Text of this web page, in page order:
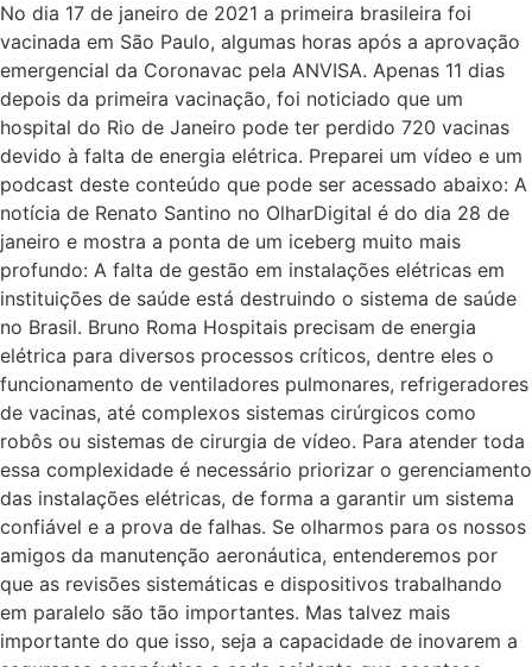
No dia 17 de janeiro de 2021 a primeira brasileira foi
vacinada em São Paulo, algumas horas após a aprovação
emergencial da Coronavac pela ANVISA. Apenas 11 dias
depois da primeira vacinação, foi noticiado que um
hospital do Rio de Janeiro pode ter perdido 720 vacinas
devido à falta de energia elétrica. Preparei um vídeo e um
podcast deste conteúdo que pode ser acessado abaixo: A
notícia de Renato Santino no OlharDigital é do dia 28 de
janeiro e mostra a ponta de um iceberg muito mais
profundo: A falta de gestão em instalações elétricas em
instituições de saúde está destruindo o sistema de saúde
no Brasil. Bruno Roma Hospitais precisam de energia
elétrica para diversos processos críticos, dentre eles o
funcionamento de ventiladores pulmonares, refrigeradores
de vacinas, até complexos sistemas cirúrgicos como
robôs ou sistemas de cirurgia de vídeo. Para atender toda
essa complexidade é necessário priorizar o gerenciamento
das instalações elétricas, de forma a garantir um sistema
confiável e a prova de falhas. Se olharmos para os nossos
amigos da manutenção aeronáutica, entenderemos por
que as revisões sistemáticas e dispositivos trabalhando
em paralelo são tão importantes. Mas talvez mais
importante do que isso, seja a capacidade de inovarem a